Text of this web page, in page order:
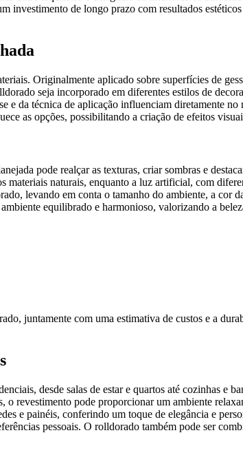
investimento de longo prazo com resultados
Originalmente aplicado sobre superfícies de
seja incorporado em diferentes estilos de
e da técnica de aplicação influenciam diretamente
as opções, possibilitando a criação de efeitos
pode realçar as texturas, criar sombras e
naturais, enquanto a luz artificial, com
levando em conta o tamanho do ambiente, a cor
equilibrado e harmonioso, valorizando a
juntamente com uma estimativa de custos e a
desde salas de estar e quartos até cozinhas e
revestimento pode proporcionar um ambiente
e painéis, conferindo um toque de elegância e
pessoais. O rolldorado também pode ser